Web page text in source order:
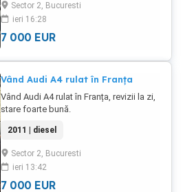
Sector 2, Bucuresti
ieri 16:28
7 000 EUR
Vând Audi A4 rulat în Franța
Vând Audi A4 rulat în Franța, revizii la zi,
stare foarte bună.
2011 | diesel
Sector 2, Bucuresti
ieri 13:42
7 000 EUR